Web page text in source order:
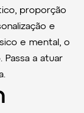
proporção
e
e mental, o
a atuar